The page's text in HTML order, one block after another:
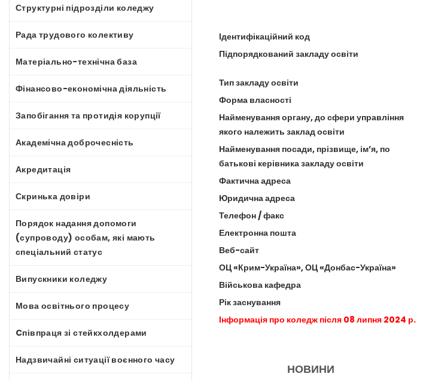
Ідентифікаційний код
Підпорядкований закладу освіти
Тип закладу освіти
Форма власності
Найменування органу, до сфери управління
якого належить заклад освіти
Найменування посади, прізвище, ім’я, по
батькові керівника закладу освіти
Фактична адреса
Юридична адреса
Телефон / факс
Електронна пошта
Веб-сайт
ОЦ «Крим-Україна», ОЦ «Донбас-Україна»
Військова кафедра
Рік заснування
Інформація про коледж після 08 липня 2024 р.
НОВИНИ
Структурні підрозділи коледжу
Рада трудового колективу
Матеріально-технічна база
Фінансово-економічна діяльність
Запобігання та протидія корупції
Академічна доброчесність
Акредитація
Скринька довіри
Порядок надання допомоги
(супроводу) особам, які мають
спеціальний статус
Випускники коледжу
Мова освітнього процесу
Cпівпраця зі стейкхолдерами
Надзвичайні ситуації воєнного часу